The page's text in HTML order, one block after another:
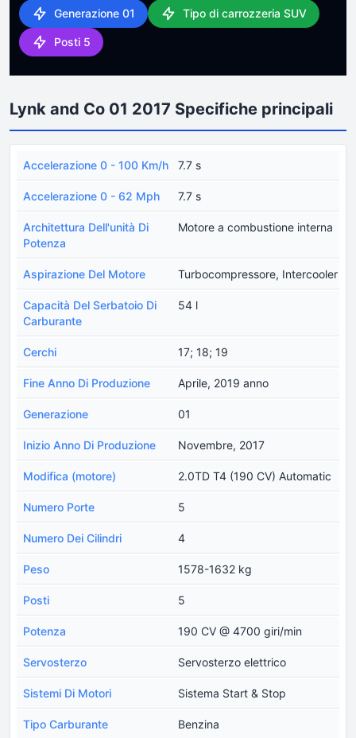
Generazione 01 Tipo di carrozzeria SUV
Posti 5
Lynk and Co 01 2017 Specifiche principali
Accelerazione 0 - 100 Km/h 7.7 s
Accelerazione 0 - 62 Mph 7.7 s
Architettura Dell'unità Di
Potenza
Motore a combustione interna
Aspirazione Del Motore Turbocompressore, Intercooler
Capacità Del Serbatoio Di
Carburante
54 l
Cerchi 17; 18; 19
Fine Anno Di Produzione Aprile, 2019 anno
Generazione 01
Inizio Anno Di Produzione Novembre, 2017
Modifica (motore) 2.0TD T4 (190 CV) Automatic
Numero Porte 5
Numero Dei Cilindri 4
Peso 1578-1632 kg
Posti 5
Potenza 190 CV @ 4700 giri/min
Servosterzo Servosterzo elettrico
Sistemi Di Motori Sistema Start & Stop
Tipo Carburante Benzina